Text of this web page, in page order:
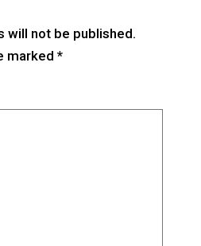
will not be published.
marked *